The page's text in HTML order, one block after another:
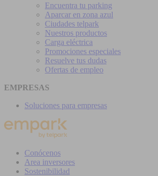
Encuentra tu parking
Aparcar en zona azul
Ciudades telpark
Nuestros productos
Carga eléctrica
Promociones especiales
Resuelve tus dudas
Ofertas de empleo
EMPRESAS
Soluciones para empresas
Conócenos
Area inversores
Sostenibilidad